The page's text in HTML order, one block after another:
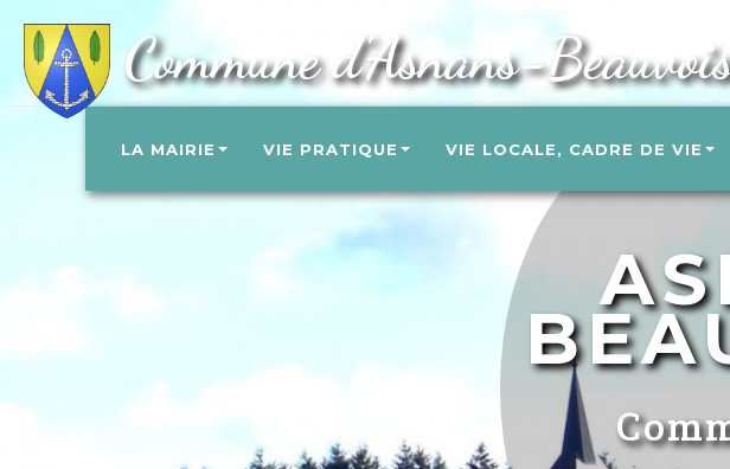
Commune d'Asnans-
LA MAIRIE VIE PRATIQUE VIE LOCALE, CADRE DE VIE